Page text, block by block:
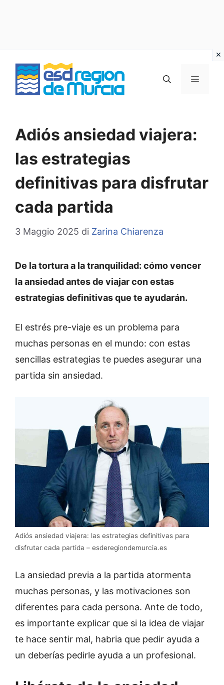
contenuto
MENU
Adiós ansiedad viajera:
las estrategias
definitivas para disfrutar
cada partida
3 Maggio 2025 di Zarina Chiarenza
De la tortura a la tranquilidad: cómo vencer
la ansiedad antes de viajar con estas
estrategias definitivas que te ayudarán.
El estrés pre-viaje es un problema para
muchas personas en el mundo: con estas
sencillas estrategias te puedes asegurar una
partida sin ansiedad.
Adiós ansiedad viajera: las estrategias definitivas para
disfrutar cada partida – esderegiondemurcia.es
La ansiedad previa a la partida atormenta
muchas personas, y las motivaciones son
diferentes para cada persona. Ante de todo,
es importante explicar que si la idea de viajar
te hace sentir mal, habria que pedir ayuda a
un deberías pedirle ayuda a un profesional.